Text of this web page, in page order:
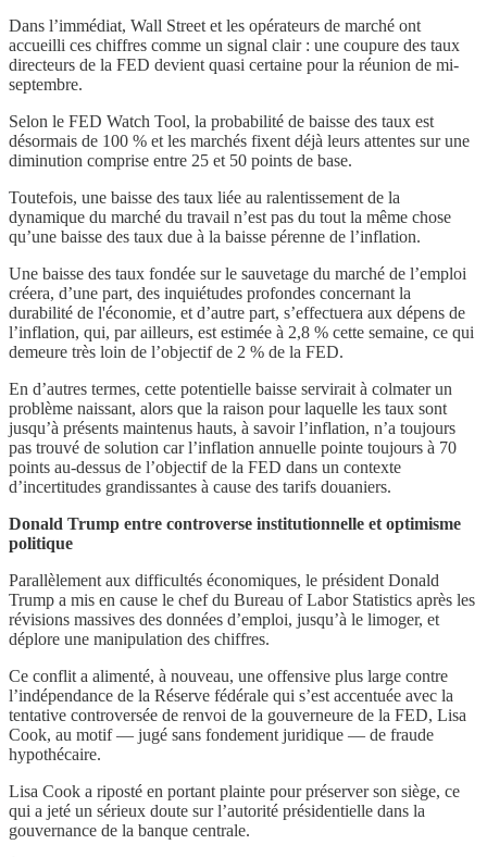
Dans l’immédiat, Wall Street et les opérateurs de marché ont
accueilli ces chiffres comme un signal clair : une coupure des taux
directeurs de la FED devient quasi certaine pour la réunion de mi-
septembre.
Selon le FED Watch Tool, la probabilité de baisse des taux est
désormais de 100 % et les marchés fixent déjà leurs attentes sur une
diminution comprise entre 25 et 50 points de base.
Toutefois, une baisse des taux liée au ralentissement de la
dynamique du marché du travail n’est pas du tout la même chose
qu’une baisse des taux due à la baisse pérenne de l’inflation.
Une baisse des taux fondée sur le sauvetage du marché de l’emploi
créera, d’une part, des inquiétudes profondes concernant la
durabilité de l'économie, et d’autre part, s’effectuera aux dépens de
l’inflation, qui, par ailleurs, est estimée à 2,8 % cette semaine, ce qui
demeure très loin de l’objectif de 2 % de la FED.
En d’autres termes, cette potentielle baisse servirait à colmater un
problème naissant, alors que la raison pour laquelle les taux sont
jusqu’à présents maintenus hauts, à savoir l’inflation, n’a toujours
pas trouvé de solution car l’inflation annuelle pointe toujours à 70
points au-dessus de l’objectif de la FED dans un contexte
d’incertitudes grandissantes à cause des tarifs douaniers.
Donald Trump entre controverse institutionnelle et optimisme
politique
Parallèlement aux difficultés économiques, le président Donald
Trump a mis en cause le chef du Bureau of Labor Statistics après les
révisions massives des données d’emploi, jusqu’à le limoger, et
déplore une manipulation des chiffres.
Ce conflit a alimenté, à nouveau, une offensive plus large contre
l’indépendance de la Réserve fédérale qui s’est accentuée avec la
tentative controversée de renvoi de la gouverneure de la FED, Lisa
Cook, au motif — jugé sans fondement juridique — de fraude
hypothécaire.
Lisa Cook a riposté en portant plainte pour préserver son siège, ce
qui a jeté un sérieux doute sur l’autorité présidentielle dans la
gouvernance de la banque centrale.